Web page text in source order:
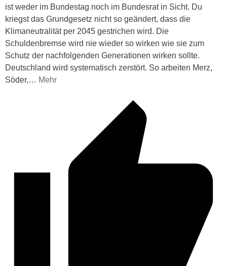
ist weder im Bundestag noch im Bundesrat in Sicht. Du
kriegst das Grundgesetz nicht so geändert, dass die
Klimaneutralität per 2045 gestrichen wird. Die
Schuldenbremse wird nie wieder so wirken wie sie zum
Schutz der nachfolgenden Generationen wirken sollte.
Deutschland wird systematisch zerstört. So arbeiten Merz,
Söder,… Mehr